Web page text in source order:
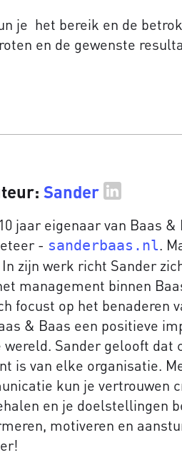
je het bereik en de
en de gewenste
Sander
jaar eigenaar van Baas &
- sanderbaas.nl.
zijn werk richt Sander
management binnen
focust op het benaderen
& Baas een positieve
wereld. Sander gelooft dat
is van elke organisatie.
kun je vertrouwen
en je doelstellingen
motiveren en